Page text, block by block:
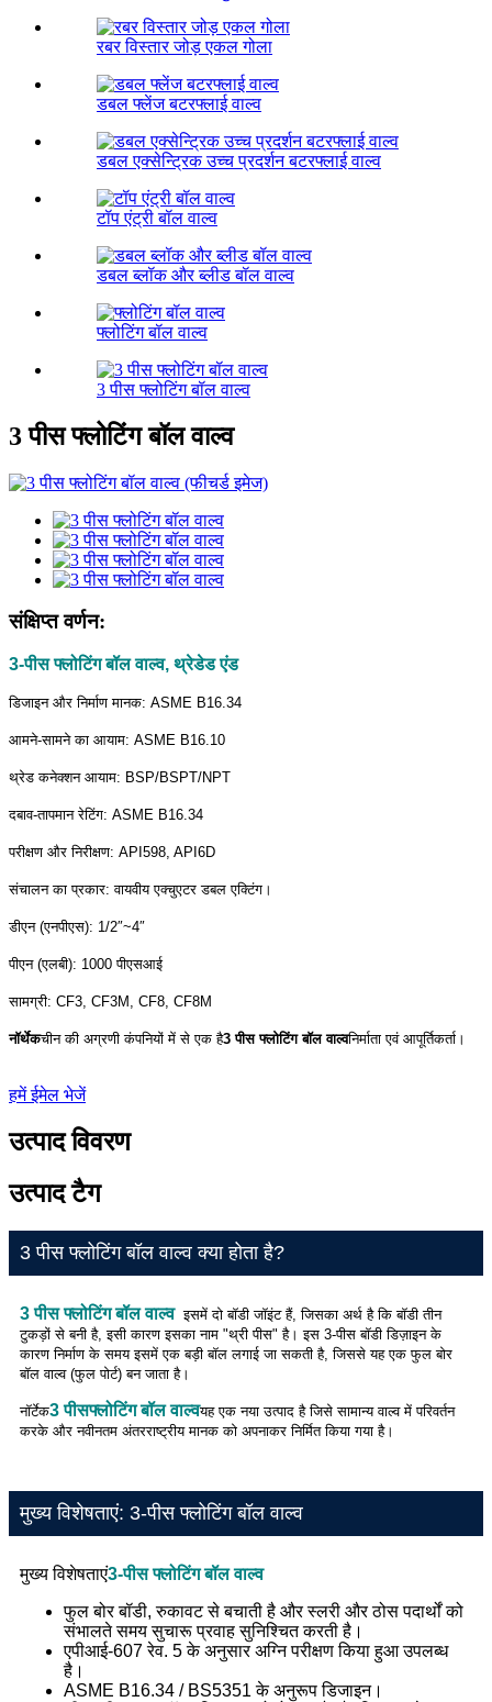
रबर विस्तार जोड़ एकल गोला
डबल फ्लेंज बटरफ्लाई वाल्व
डबल एक्सेन्ट्रिक उच्च प्रदर्शन बटरफ्लाई वाल्व
टॉप एंट्री बॉल वाल्व
डबल ब्लॉक और ब्लीड बॉल वाल्व
फ्लोटिंग बॉल वाल्व
3 पीस फ्लोटिंग बॉल वाल्व
3 पीस फ्लोटिंग बॉल वाल्व
संक्षिप्त वर्णन:
3-पीस फ्लोटिंग बॉल वाल्व, थ्रेडेड एंड
डिजाइन और निर्माण मानक: ASME B16.34
आमने-सामने का आयाम: ASME B16.10
थ्रेड कनेक्शन आयाम: BSP/BSPT/NPT
दबाव-तापमान रेटिंग: ASME B16.34
परीक्षण और निरीक्षण: API598, API6D
संचालन का प्रकार: वायवीय एक्चुएटर डबल एक्टिंग।
डीएन (एनपीएस): 1/2″~4″
पीएन (एलबी): 1000 पीएसआई
सामग्री: CF3, CF3M, CF8, CF8M
नॉर्थेकचीन की अग्रणी कंपनियों में से एक है3 पीस फ्लोटिंग बॉल वाल्वनिर्माता एवं आपूर्तिकर्ता।
हमें ईमेल भेजें
उत्पाद विवरण
उत्पाद टैग
3 पीस फ्लोटिंग बॉल वाल्व क्या होता है?
3 पीस फ्लोटिंग बॉल वाल्व इसमें दो बॉडी जॉइंट हैं, जिसका अर्थ है कि बॉडी तीन
टुकड़ों से बनी है, इसी कारण इसका नाम "थ्री पीस" है। इस 3-पीस बॉडी डिज़ाइन के
कारण निर्माण के समय इसमें एक बड़ी बॉल लगाई जा सकती है, जिससे यह एक फुल बोर
बॉल वाल्व (फुल पोर्ट) बन जाता है।
नॉर्टेक3 पीसफ्लोटिंग बॉल वाल्वयह एक नया उत्पाद है जिसे सामान्य वाल्व में परिवर्तन
करके और नवीनतम अंतरराष्ट्रीय मानक को अपनाकर निर्मित किया गया है।
मुख्य विशेषताएं: 3-पीस फ्लोटिंग बॉल वाल्व
मुख्य विशेषताएं3-पीस फ्लोटिंग बॉल वाल्व
फुल बोर बॉडी, रुकावट से बचाती है और स्लरी और ठोस पदार्थों को
संभालते समय सुचारू प्रवाह सुनिश्चित करती है।
एपीआई-607 रेव. 5 के अनुसार अग्नि परीक्षण किया हुआ उपलब्ध
है।
ASME B16.34 / BS5351 के अनुरूप डिजाइन।